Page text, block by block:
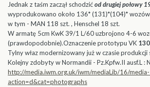
Jednak z taśm zaczął schodzićod drugiej połowy
wyprodukowano około 136* (131)*(104)* wozów
w tym - MAN 118 szt. , Henschel 18 szt.
W armatę 5cm KwK 39/1 L/60 uzbrojono 4-6
(prawdopodobnie).Oznaczenie prototypu VK
Tylny właz modernizowany już w czasie produkcji
Kolejny zdobyty w Normandii - Pz.Kpfw.II ausf.L :
http://media.iwm.org.uk/iwm/mediaLib/16/
action=d&cat=photographs